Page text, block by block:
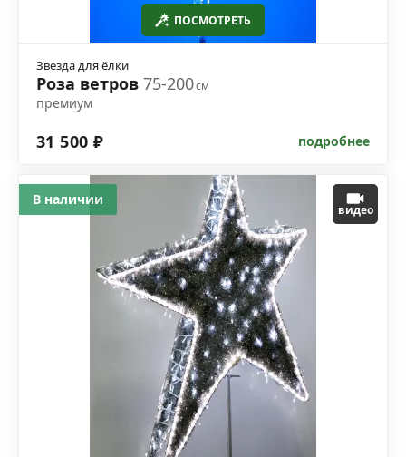
ПОСМОТРЕТЬ
Звезда для ёлки
Роза ветров 75-200см
премиум
31 500 ₽ подробнее
видео
В наличии